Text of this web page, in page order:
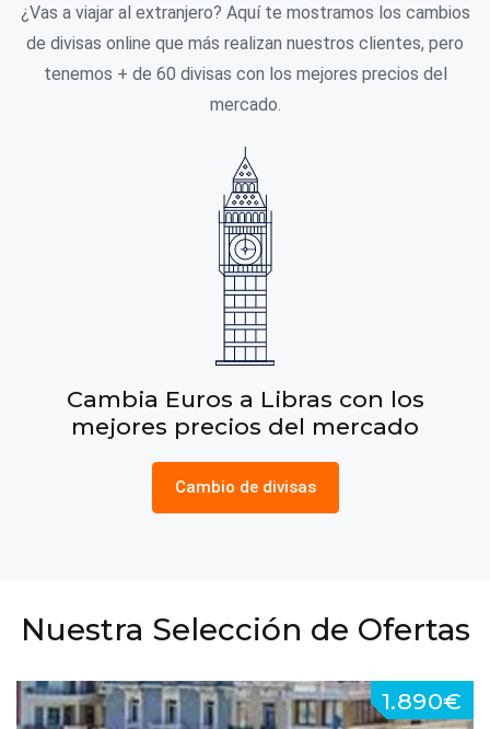
¿Vas a viajar al extranjero? Aquí te mostramos los cambios
de divisas online que más realizan nuestros clientes, pero
tenemos + de 60 divisas con los mejores precios del
mercado.
Cambia Euros a Pesos con los
mejores precios del mercado
Cambio de divisas
Nuestra Selección de Ofertas
1.890€